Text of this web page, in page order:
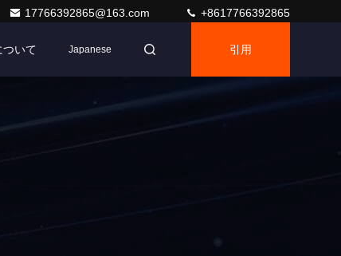
17766392865@163.com +8617766392865
ついて Japanese 引用